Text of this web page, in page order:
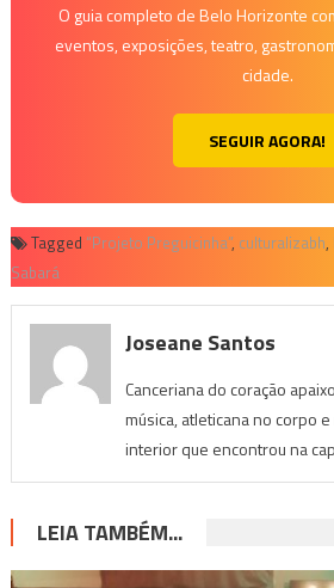
O guia completo de Belo Horizonte
eventos, exposições, teatro,
cidade.
SEGUIR AGORA!
Tagged “Projeto Preguicinha”, culturalizabh,
Sabará
Joseane Santos
Canceriana do coração
música, atleticana no corpo
interior que encontrou na
LEIA TAMBÉM...